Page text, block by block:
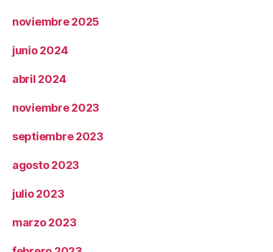
noviembre 2025
junio 2024
abril 2024
noviembre 2023
septiembre 2023
agosto 2023
julio 2023
marzo 2023